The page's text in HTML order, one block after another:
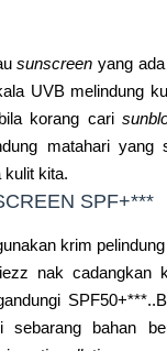
sunscreen yang
UVB melindung
korang cari
matahari yang
kulit kita.
SPF+***
krim
nak cadangkan
bahan